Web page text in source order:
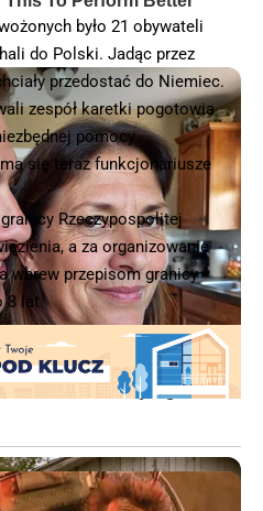
było 21 obywateli
do Polski. Jadąc przez
przedostać do Niemiec.
zespół karetki pogotowia
pomocy
się teraz funkcjonariusze
Rzeczypospolitej
a za organizowanie
wbrew przepisom granicy
8 lat.